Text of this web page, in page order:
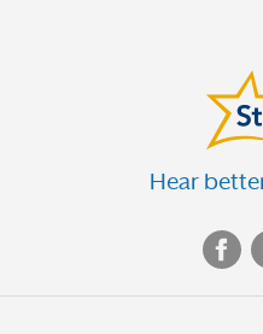
Hear